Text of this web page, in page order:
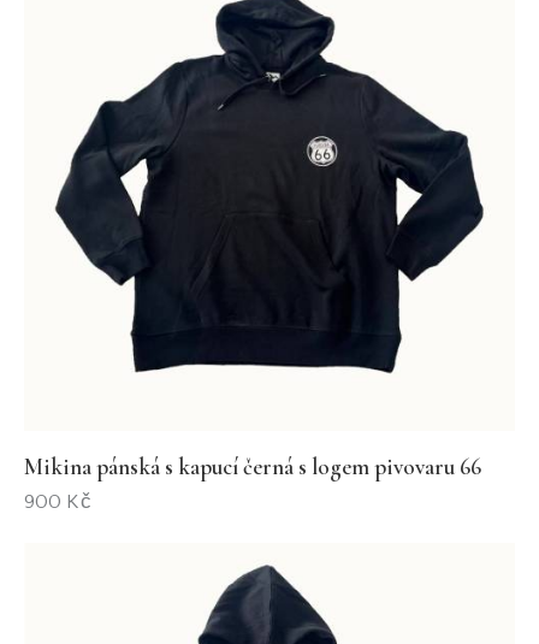
Mikina pánská s kapucí černá s logem pivovaru 66
900 Kč